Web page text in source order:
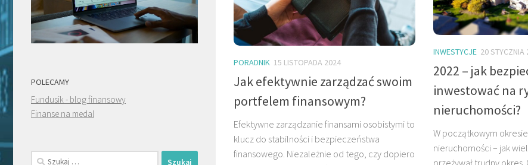
PORADNIK 15 LISTOPADA 2024
Jak efektywnie zarządzać swoim
portfelem finansowym?
Efektywne zarządzanie finansami osobistymi to
klucz do stabilności i bezpieczeństwa
finansowego. Niezależnie od tego, czy dopiero
INWESTYCJE 20 STYCZNIA
2022 – jak
inwestować na
nieruchomości?
W początkowym
nieruchomości – jak
POLECAMY
Fundusik - blog finansowy
Finanse na medal
Szukaj: